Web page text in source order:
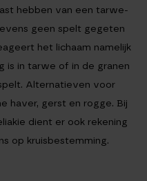
hebben van een tarwe-
geen spelt gegeten
het lichaam namelijk
is in tarwe of in de granen
Alternatieven voor
haver, gerst en rogge. Bij
dient er ook rekening
op kruisbestemming.